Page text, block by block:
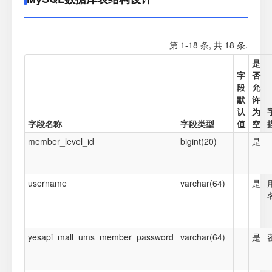
第 1-18 条, 共 18 条.
字段名称 字段类型
字
段
默
认
值
是
否
允
许
为
空
member_level_id
bigint(20) 是
username varchar(64) 是
yesapi_mall_ums_member_password varchar(64) 是